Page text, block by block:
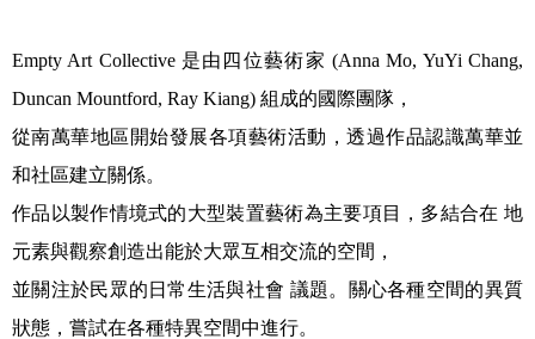
Empty Art Collective 是由四位藝術家 (Anna Mo, YuYi Chang,
Duncan Mountford, Ray Kiang) 組成的國際團隊，
從南萬華地區開始發展各項藝術活動，透過作品認識萬華並
和社區建立關係。
作品以製作情境式的大型裝置藝術為主要項目，多結合在 地
元素與觀察創造出能於大眾互相交流的空間，
並關注於民眾的日常生活與社會 議題。關心各種空間的異質
狀態，嘗試在各種特異空間中進行。